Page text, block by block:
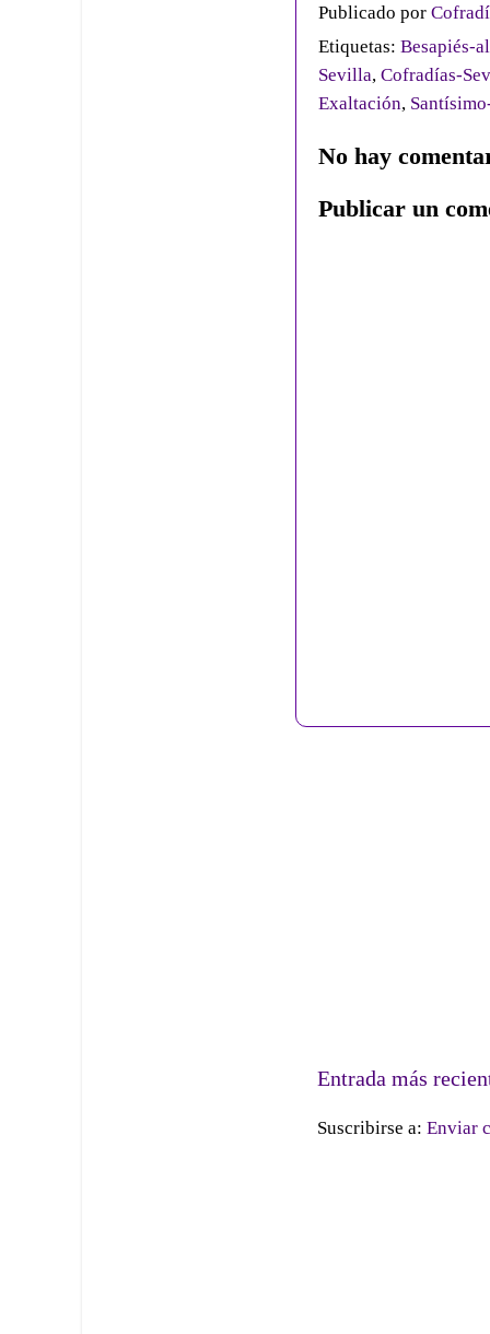
Publicado por
Etiquetas: Besapiés-
Sevilla, Cofradías-
Exaltación,
No hay
Publicar un
Entrada más
Suscribirse a: Enviar